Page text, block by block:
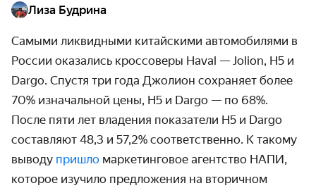
Лиза Будрина
Самыми ликвидными китайскими автомобилями в
России оказались кроссоверы Haval — Jolion, H5 и
Dargo. Спустя три года Джолион сохраняет более
70% изначальной цены, H5 и Dargo — по 68%.
После пяти лет владения показатели H5 и Dargo
составляют 48,3 и 57,2% соответственно. К такому
выводу пришло маркетинговое агентство НАПИ,
которое изучило предложения на вторичном